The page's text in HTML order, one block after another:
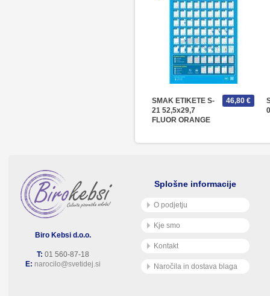
SMAK ETIKETE S-
21 52,5x29,7
FLUOR ORANGE
46,80 €
Biro Kebsi d.o.o.
T: 01 560-87-18
E: narocilo@svetidej.si
Splošne informacije
O podjetju
Kje smo
Kontakt
Naročila in dostava blaga